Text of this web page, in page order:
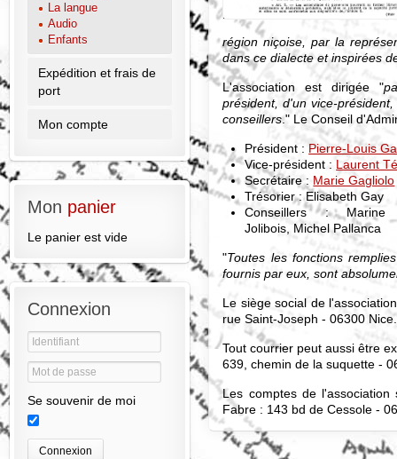
région niçoise, par la
dans ce dialecte et inspirées
L'association est dirigée "
président, d'un vice-
conseillers." Le Conseil
Président :Pierre-Louis
Vice-président : Laurent
Secrétaire : Marie Gagliolo
Trésorier : Elisabeth Gay
Conseillers : Marine
Jolibois, Michel Pallanca
"Toutes les fonctions
fournis par eux, sont
Le siège social de
rue Saint-Joseph - 06300 Nice.
Tout courrier peut aussi être
639, chemin de la suquette -
Les comptes de
Fabre : 143 bd de Cessole -
La langue
Audio
Enfants
Expédition et frais de
port
Mon compte
Mon panier
Le panier est vide
Connexion
Se souvenir de moi
Connexion